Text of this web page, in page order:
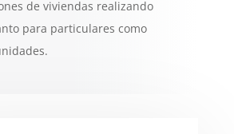
de viviendas realizando
para particulares como